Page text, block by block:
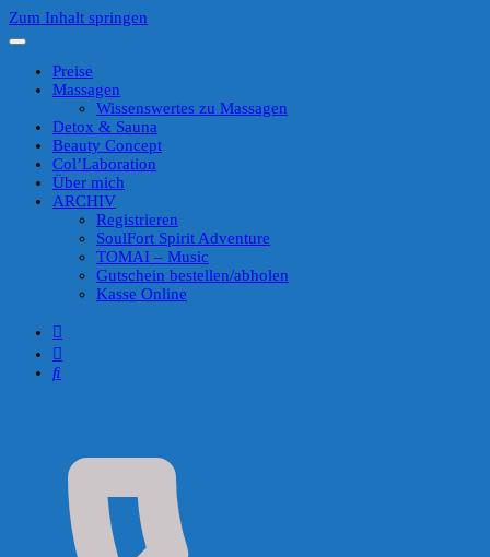
Zum Inhalt springen
Preise
Massagen
Wissenswertes zu Massagen
Detox & Sauna
Beauty Concept
Col’Laboration
Über mich
ARCHIV
Registrieren
SoulFort Spirit Adventure
TOMAI – Music
Gutschein bestellen/abholen
Kasse Online